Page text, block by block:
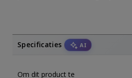
ASP Mode Styling Push
Specificaties AI
Om dit product te